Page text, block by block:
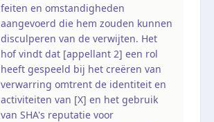
feiten en omstandigheden
aangevoerd die hem zouden kunnen
disculperen van de verwijten. Het
hof vindt dat [appellant 2] een rol
heeft gespeeld bij het creëren van
verwarring omtrent de identiteit en
activiteiten van [X] en het gebruik
van SHA's reputatie voor